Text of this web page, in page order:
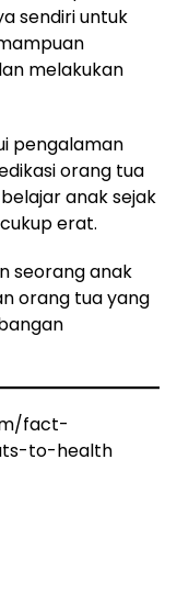
sendiri untuk
melakukan
pengalaman
orang tua
anak sejak
erat.
seorang anak
orang tua yang
fact-
to-health